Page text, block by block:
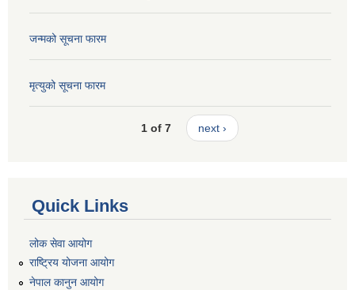
जन्मको सूचना फारम
मृत्युको सूचना फारम
1 of 7 next ›
Quick Links
लोक सेवा आयोग
राष्ट्रिय योजना आयोग
नेपाल कानुन आयोग